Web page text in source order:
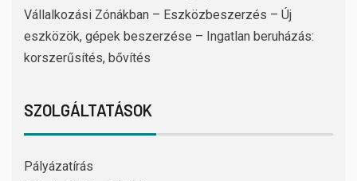
Vállalkozási Zónákban – Eszközbeszerzés – Új
eszközök, gépek beszerzése – Ingatlan beruházás:
korszerűsítés, bővítés
SZOLGÁLTATÁSOK
Pályázatírás